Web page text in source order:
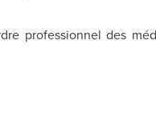
professionnel des